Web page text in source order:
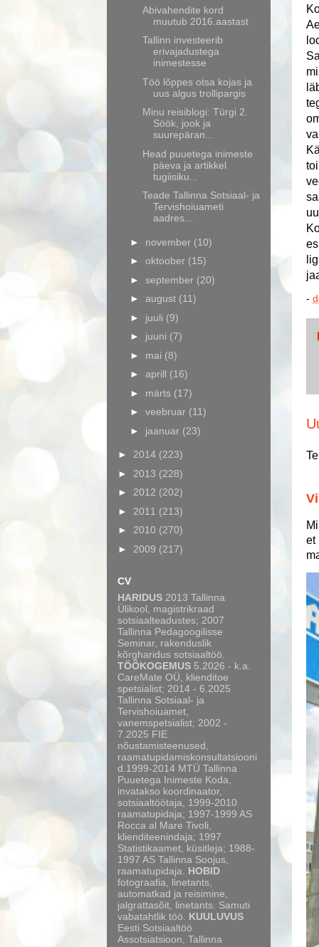
-
et
Abivahendite kord
muutub 2016.aastast
Tallinn investeerib
erivajadustega
inimestesse
Töö lõppes otsa kojas ja
uus algus trollipargis
Minu reisiblogi: Türgi 2.
Söök, jook ja
suurepäran...
Head puuetega inimeste
päeva ja artikkel
tugiisiku...
Teade Tallinna Sotsiaal- ja
Tervishoiuameti
aadres...
► november (10)
► oktoober (15)
► september (20)
► august (11)
► juuli (9)
► juuni (7)
► mai (8)
► aprill (16)
► märts (17)
► veebruar (11)
► jaanuar (23)
► 2014 (223)
► 2013 (228)
► 2012 (202)
► 2011 (213)
► 2010 (270)
► 2009 (217)
CV
HARIDUS 2013 Tallinna
Ülikool, magistrikraad
sotsiaalteadustes; 2007
Tallinna Pedagoogilisse
Seminar, rakenduslik
kõrgharidus sotsiaaltöö.
TÖÖKOGEMUS 5.2026 - k.a.
CareMate OÜ, klienditoe
spetsialist; 2014 - 6.2025
Tallinna Sotsiaal- ja
Tervishoiuamet,
vanemspetsialist; 2002 -
7.2025 FIE
nõustamisteenused,
raamatupidamiskonsultatsiooni
d.1999-2014 MTÜ Tallinna
Puuetega Inimeste Koda,
invatakso koordinaator,
sotsiaaltöötaja, 1999-2010
raamatupidaja; 1997-1999 AS
Rocca al Mare Tivoli,
klienditeenindaja; 1997
Statistikaamet, küsitleja; 1988-
1997 AS Tallinna Soojus,
raamatupidaja. HOBID
fotograafia, linetants,
automatkad ja reisimine,
jalgrattasõit, linetants. Samuti
vabatahtlik töö. KUULUVUS
Eesti Sotsiaaltöö
Assotsiatsioon, Tallinna